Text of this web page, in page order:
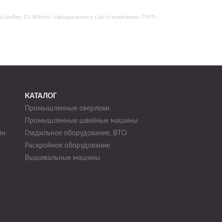
15-80mm/ официального сайта компании «ТМТ».
КАТАЛОГ
Промышленные оверлоки
Промышленные швейные машины
Гладильное оборудование, ВТО
Раскройное оборудование
Вышивальные машины